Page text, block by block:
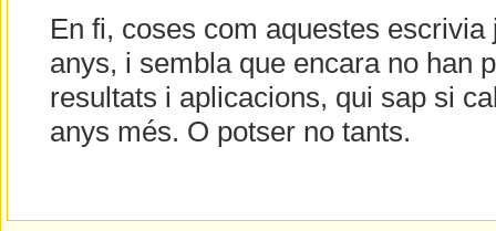
En fi, coses com aquestes escrivia
anys, i sembla que encara no han
resultats i aplicacions, qui sap si
anys més. O potser no tants.